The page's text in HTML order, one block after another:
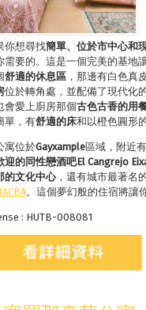
你想尋找簡單、位於市中心和
需要的。這是一個完美的基地
舒適的休息區，那邊有白色真
位於轉角處，並配備了現代化
會愛上廚房那個古色古香的用
單，有舒適的床和以橙色圓形
寓位於Gayxample區域，附近
迎的同性戀酒吧El Cangrejo
的文化中心，還有城市最著名
。這個夢幻般的住宿將讓
: HUTB-008081